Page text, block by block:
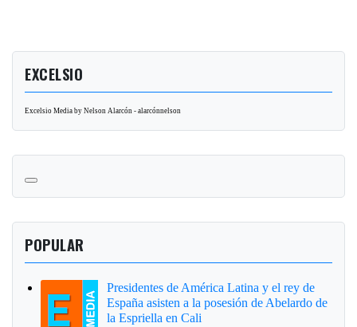
EXCELSIO
Excelsio Media by Nelson Alarcón - alarcónnelson
POPULAR
Presidentes de América Latina y el rey de
España asisten a la posesión de Abelardo de
la Espriella en Cali